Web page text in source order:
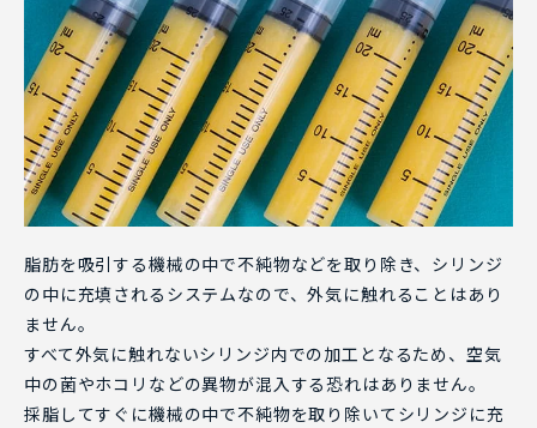
脂肪を吸引する機械の中で不純物などを取り除き、シリンジ
の中に充填されるシステムなので、外気に触れることはあり
ません。
すべて外気に触れないシリンジ内での加工となるため、空気
中の菌やホコリなどの異物が混入する恐れはありません。
採脂してすぐに機械の中で不純物を取り除いてシリンジに充